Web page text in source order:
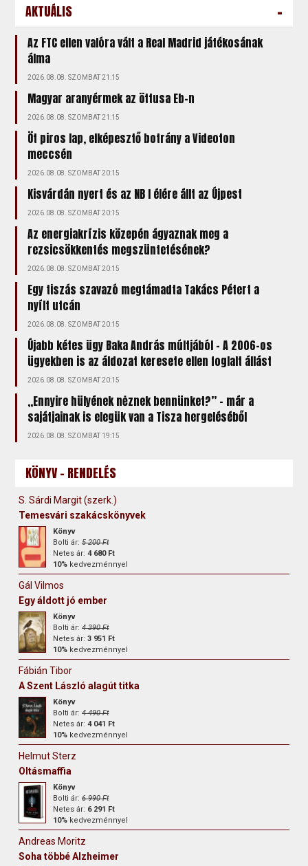
AKTUÁLIS -
Az FTC ellen valóra vált a Real Madrid játékosának
álma
2026.08.08. SZOMBAT 21:15
Magyar aranyérmek az öttusa Eb-n
2026.08.08. SZOMBAT 21:15
Öt piros lap, elképesztő botrány a Videoton
meccsén
2026.08.08. SZOMBAT 20:15
Kisvárdán nyert és az NB I élére állt az Újpest
2026.08.08. SZOMBAT 20:15
Az energiakrízis közepén ágyaznak meg a
rezsicsökkentés megszüntetésének?
2026.08.08. SZOMBAT 20:15
Egy tiszás szavazó megtámadta Takács Pétert a
nyílt utcán
2026.08.08. SZOMBAT 20:15
Újabb kétes ügy Baka András múltjából – A 2006-os
ügyekben is az áldozat keresete ellen foglalt állást
2026.08.08. SZOMBAT 20:15
„Ennyire hülyének nėznek bennünket?” – már a
sajátjainak is elegük van a Tisza hergeléséből
2026.08.08. SZOMBAT 19:15
KÖNYV - RENDELÉS
S. Sárdi Margit (szerk.)
Temesvári szakácskönyvek
Könyv
Bolti ár:5 200 Ft
Netes ár:4 680 Ft
10% kedvezménnyel
Gál Vilmos
Egy áldott jó ember
Könyv
Bolti ár:4 390 Ft
Netes ár:3 951 Ft
10% kedvezménnyel
Fábián Tibor
A Szent László alagút titka
Könyv
Bolti ár:4 490 Ft
Netes ár:4 041 Ft
10% kedvezménnyel
Helmut Sterz
Oltásmaffia
Könyv
Bolti ár:6 990 Ft
Netes ár: 6 291 Ft
10% kedvezménnyel
Andreas Moritz
Soha többé Alzheimer